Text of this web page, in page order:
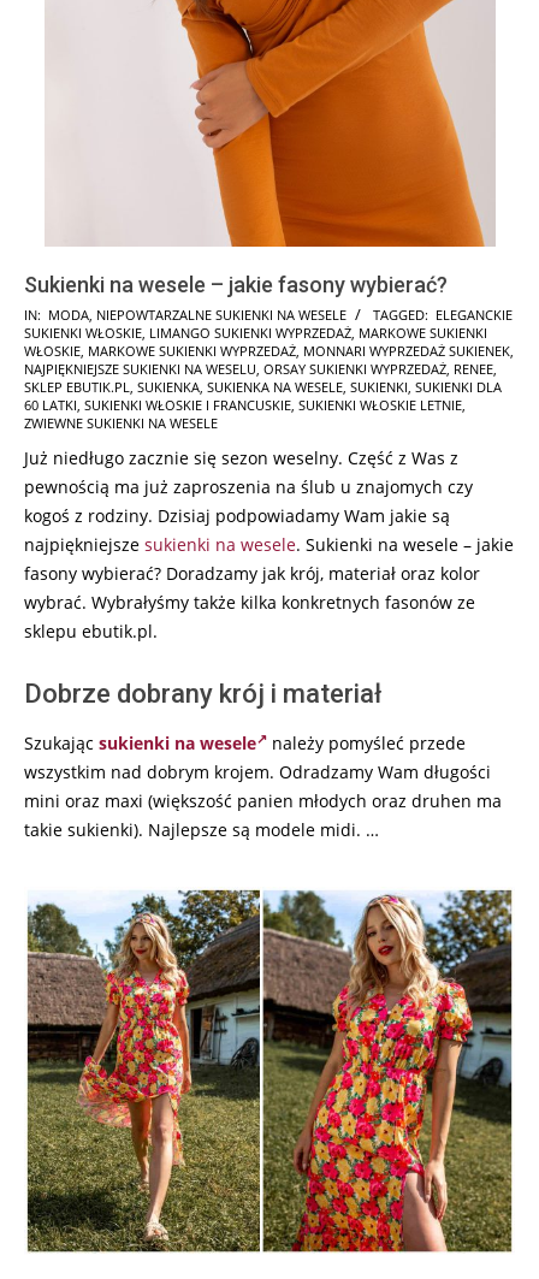
Sukienki na wesele – jakie fasony wybierać?
2026-
06-
10
IN: MODA, NIEPOWTARZALNE SUKIENKI NA WESELE TAGGED: ELEGANCKIE
SUKIENKI WŁOSKIE, LIMANGO SUKIENKI WYPRZEDAŻ, MARKOWE SUKIENKI
WŁOSKIE, MARKOWE SUKIENKI WYPRZEDAŻ, MONNARI WYPRZEDAŻ SUKIENEK,
NAJPIĘKNIEJSZE SUKIENKI NA WESELU, ORSAY SUKIENKI WYPRZEDAŻ, RENEE,
SKLEP EBUTIK.PL, SUKIENKA, SUKIENKA NA WESELE, SUKIENKI, SUKIENKI DLA
60 LATKI, SUKIENKI WŁOSKIE I FRANCUSKIE, SUKIENKI WŁOSKIE LETNIE,
ZWIEWNE SUKIENKI NA WESELE
Już niedługo zacznie się sezon weselny. Część z Was z
pewnością ma już zaproszenia na ślub u znajomych czy
kogoś z rodziny. Dzisiaj podpowiadamy Wam jakie są
najpiękniejsze sukienki na wesele. Sukienki na wesele – jakie
fasony wybierać? Doradzamy jak krój, materiał oraz kolor
wybrać. Wybrałyśmy także kilka konkretnych fasonów ze
sklepu ebutik.pl.
Dobrze dobrany krój i materiał
Szukając sukienki na wesele
należy pomyśleć przede
wszystkim nad dobrym krojem. Odradzamy Wam długości
mini oraz maxi (większość panien młodych oraz druhen ma
takie sukienki). Najlepsze są modele midi. …